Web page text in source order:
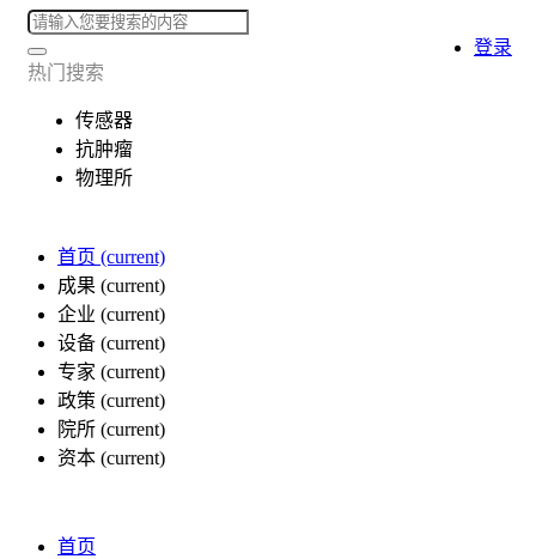
热门搜索
传感器
抗肿瘤
物理所
首页 (current)
成果 (current)
企业 (current)
设备 (current)
专家 (current)
政策 (current)
院所 (current)
资本 (current)
登录
首页